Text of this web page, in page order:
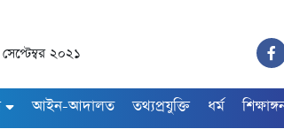
২০২১
আইন-আদালত তথ্যপ্রযুক্তি ধর্ম